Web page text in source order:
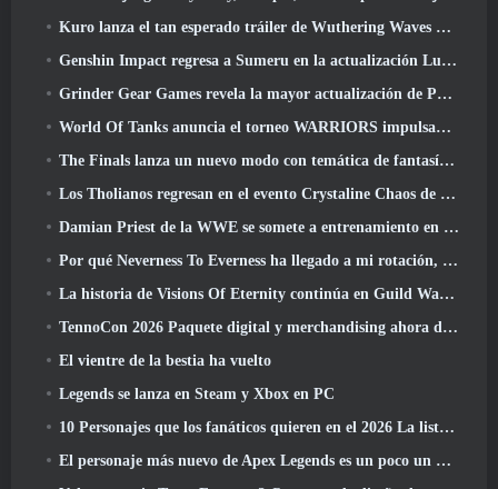
Kuro lanza el tan esperado tráiler de Wuthering Waves Cyberpunk: Cruce de Edgerunners
Genshin Impact regresa a Sumeru en la actualización Luna VII
Grinder Gear Games revela la mayor actualización de Path Of Exile II hasta el momento, El regreso de los antiguos
World Of Tanks anuncia el torneo WARRIORS impulsado por la comunidad
The Finals lanza un nuevo modo con temática de fantasía medieval, 'Dragon's Claim'
Los Tholianos regresan en el evento Crystaline Chaos de Star Trek Online
Damian Priest de la WWE se somete a entrenamiento en “The Loot Camp” en el tráiler Live Action Burst Fest de Delta Force
Por qué Neverness To Everness ha llegado a mi rotación, Por ahora
La historia de Visions Of Eternity continúa en Guild Wars 2 La próxima semana
TennoCon 2026 Paquete digital y merchandising ahora disponibles para comprar
El vientre de la bestia ha vuelto
Legends se lanza en Steam y Xbox en PC
10 Personajes que los fanáticos quieren en el 2026 La lista de Marvel Rivals es la que tiene más probabilidades de suceder
El personaje más nuevo de Apex Legends es un poco un demonio de la velocidad